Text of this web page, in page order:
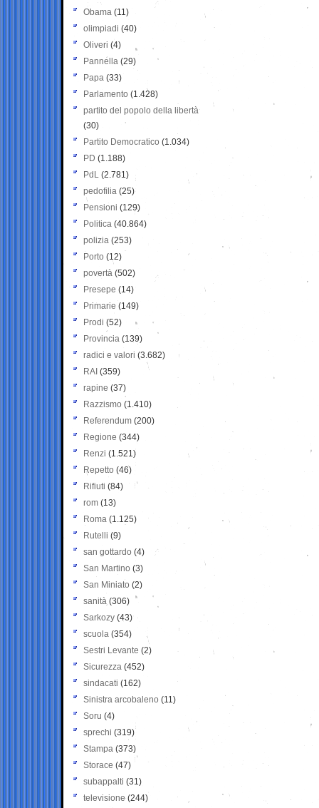
Obama (11)
olimpiadi (40)
Oliveri (4)
Pannella (29)
Papa (33)
Parlamento (1.428)
partito del popolo della libertà
(30)
Partito Democratico (1.034)
PD (1.188)
PdL (2.781)
pedofilia (25)
Pensioni (129)
Politica (40.864)
polizia (253)
Porto (12)
povertà (502)
Presepe (14)
Primarie (149)
Prodi (52)
Provincia (139)
radici e valori (3.682)
RAI (359)
rapine (37)
Razzismo (1.410)
Referendum (200)
Regione (344)
Renzi (1.521)
Repetto (46)
Rifiuti (84)
rom (13)
Roma (1.125)
Rutelli (9)
san gottardo (4)
San Martino (3)
San Miniato (2)
sanità (306)
Sarkozy (43)
scuola (354)
Sestri Levante (2)
Sicurezza (452)
sindacati (162)
Sinistra arcobaleno (11)
Soru (4)
sprechi (319)
Stampa (373)
Storace (47)
subappalti (31)
televisione(244)